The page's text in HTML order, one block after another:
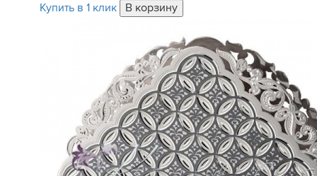
Купить в 1 клик